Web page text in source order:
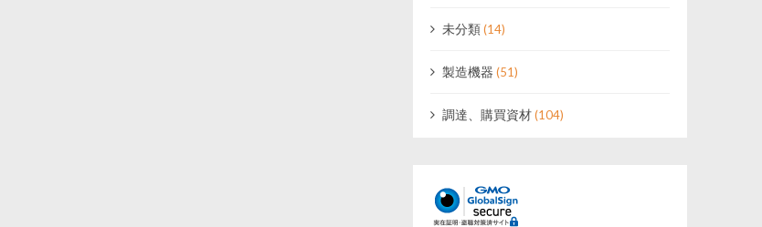
未分類(14)
製造機器 (51)
調達、購買資材(104)